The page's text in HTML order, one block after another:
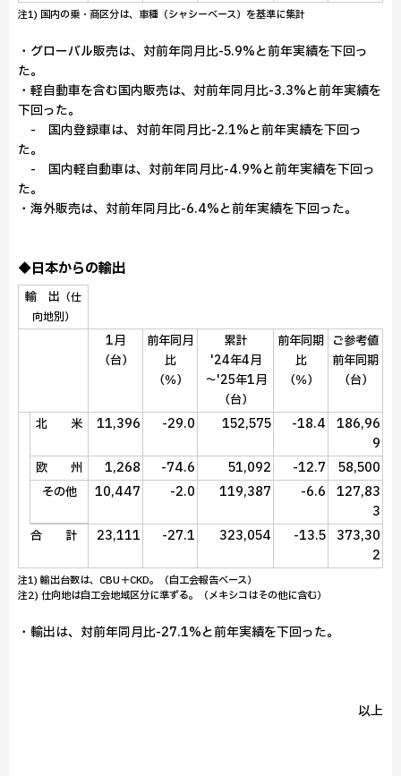
注1) 国内の乗・商区分は、車種（シャシーベース）を基準に集計
・グローバル販売は、対前年同月比-5.9%と前年実績を下回っ
た。
・軽自動車を含む国内販売は、対前年同月比-3.3%と前年実績を
下回った。
- 国内登録車は、対前年同月比-2.1%と前年実績を下回っ
た。
- 国内軽自動車は、対前年同月比-4.9%と前年実績を下回っ
た。
・海外販売は、対前年同月比-6.4%と前年実績を下回った。
◆日本からの輸出
輸 出 （仕
向地別）
1月
（台）
前年同月
比
（％）
累計
'24年4月
～'25年1月
（台）
前年同期
比
（％）
ご参考値
前年同期
（台）
北 米 11,396 -29.0 152,575 -18.4
186,96
9
欧 州 1,268 -74.6 51,092 -12.7 58,500
その他 10,447 -2.0 119,387 -6.6
127,83
3
合 計 23,111 -27.1 323,054 -13.5
373,30
2
注1) 輸出台数は、CBU＋CKD。（自工会報告ベース）
注2) 仕向地は自工会地域区分に準ずる。（メキシコはその他に含む）
・輸出は、対前年同月比-27.1%と前年実績を下回った。
以上